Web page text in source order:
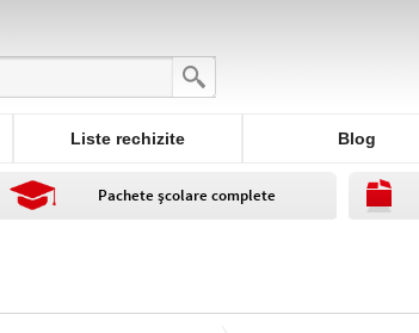
Liste rechizite Blog
Pachete școlare complete